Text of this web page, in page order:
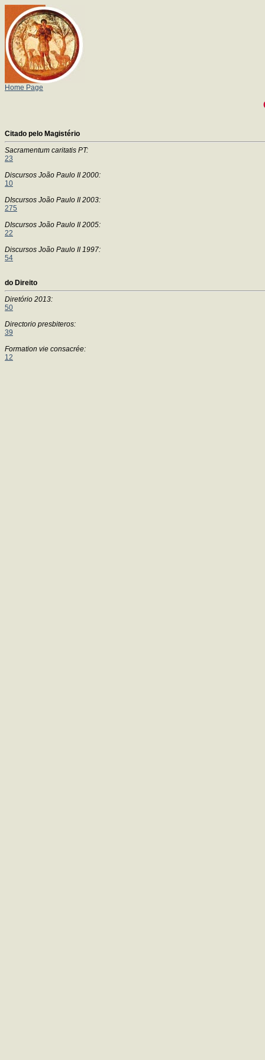
Home Page
Citado pelo Magistério
Sacramentum caritatis PT:
23
Discursos João Paulo II 2000:
10
DIscursos João Paulo II 2003:
275
DIscursos João Paulo II 2005:
22
Discursos João Paulo II 1997:
54
do Direito
Diretório 2013:
50
Directorio presbiteros:
39
Formation vie consacrée:
12